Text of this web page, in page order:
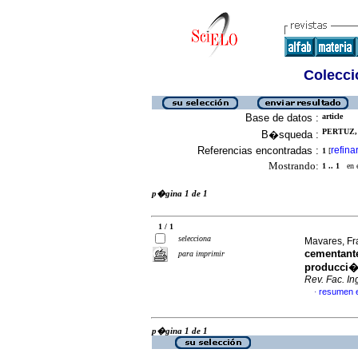
Base de datos : article
B�squeda :
Referencias encontradas : 1 [refinar
Mostrando: 1 .. 1 en
p�gina 1 de 1
1 / 1
selecciona
para imprimir
Mavares,
Rev. Fac.
· resumen
p�gina 1 de 1